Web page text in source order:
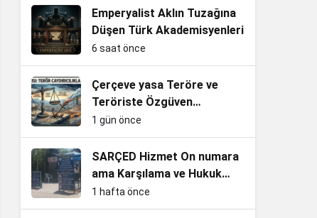
Emperyalist Aklın Tuzağına
Düşen Türk Akademisyenleri
6 saat önce
Çerçeve yasa Teröre ve
Teröriste Özgüven
vermekten başka işe
YARAMAZ!
1 gün önce
SARÇED Hizmet On numara
ama Karşılama ve Hukuk
Sıfır!
1 hafta önce